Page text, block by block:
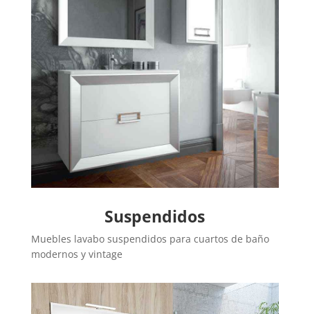
Suspendidos
Muebles lavabo suspendidos para cuartos de baño
modernos y vintage